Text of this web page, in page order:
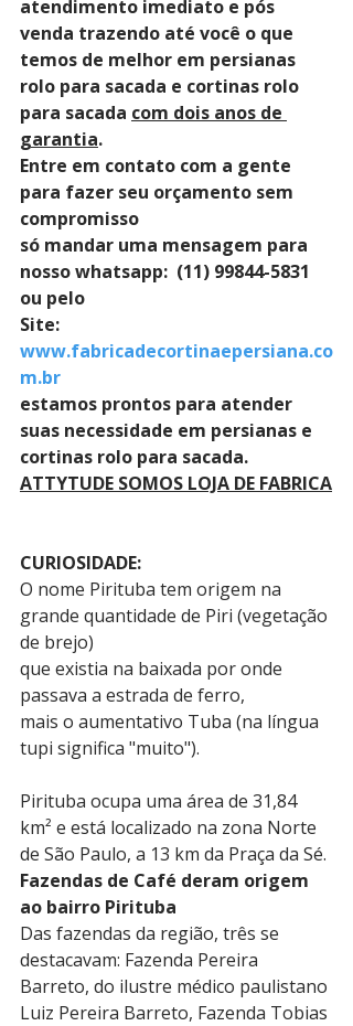
atendimento imediato e pós
venda trazendo até você o que
temos de melhor em persianas
rolo para sacada e cortinas rolo
para sacada com dois anos de
garantia.
Entre em contato com a gente
para fazer seu orçamento sem
compromisso
só mandar uma mensagem para
nosso whatsapp:  (11) 99844-5831
ou pelo
Site:
www.fabricadecortinaepersiana.co
m.br
estamos prontos para atender
suas necessidade em persianas e
cortinas rolo para sacada.
ATTYTUDE SOMOS LOJA DE FABRICA
CURIOSIDADE:
O nome Pirituba tem origem na
grande quantidade de Piri (vegetação
de brejo)
que existia na baixada por onde
passava a estrada de ferro,
mais o aumentativo Tuba (na língua
tupi significa "muito").
Pirituba ocupa uma área de 31,84
km² e está localizado na zona Norte
de São Paulo, a 13 km da Praça da Sé.
Fazendas de Café deram origem
ao bairro Pirituba
Das fazendas da região, três se
destacavam: Fazenda Pereira
Barreto, do ilustre médico paulistano
Luiz Pereira Barreto, Fazenda Tobias